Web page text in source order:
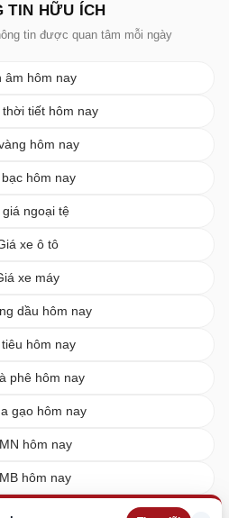
TIN HỮU ÍCH
tin được quan tâm mỗi ngày
âm hôm nay
tiết hôm nay
hôm nay
hôm nay
giá ngoại tệ
xe ô tô
xe máy
dầu hôm nay
hôm nay
phê hôm nay
gạo hôm nay
hôm nay
hôm nay